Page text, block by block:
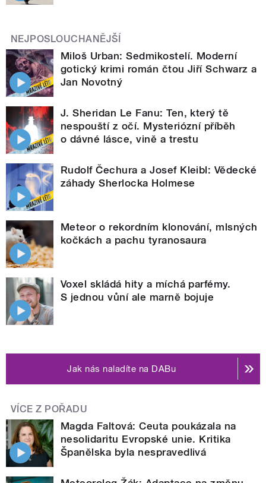
NEJPOSLOUCHANĚJŠÍ
Miloš Urban: Sedmikostelí. Moderní
gotický krimi román čtou Jiří Schwarz a
Jan Novotný
J. Sheridan Le Fanu: Ten, který tě
nespouští z očí. Mysteriózní příběh
o dávné lásce, vině a trestu
Rudolf Čechura a Josef Kleibl: Vědecké
záhady Sherlocka Holmese
Meteor o rekordním klonování, mlsných
kočkách a pachu tyranosaura
Voxel skládá hity a míchá parfémy.
S jednou vůní ale marně bojuje
Jak nás naladíte na DABu
VÍCE Z POŘADU
Magda Faltová: Ceuta poukázala na
nesolidaritu Evropské unie. Kritika
Španělska byla nespravedlivá